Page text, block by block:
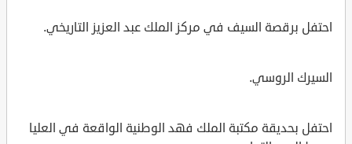
احتفل برقصة السيف في مركز الملك عبد العزيز التاريخي.
السيرك الروسي.
احتفل بحديقة مكتبة الملك فهد الوطنية الواقعة في العليا